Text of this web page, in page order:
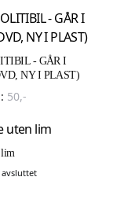
- GÅR I
NY I PLAST)
50,-
lim